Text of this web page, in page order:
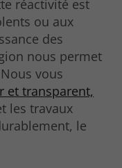
réactivité est
ou aux
des
nous permet
vous
et transparent,
les travaux
le